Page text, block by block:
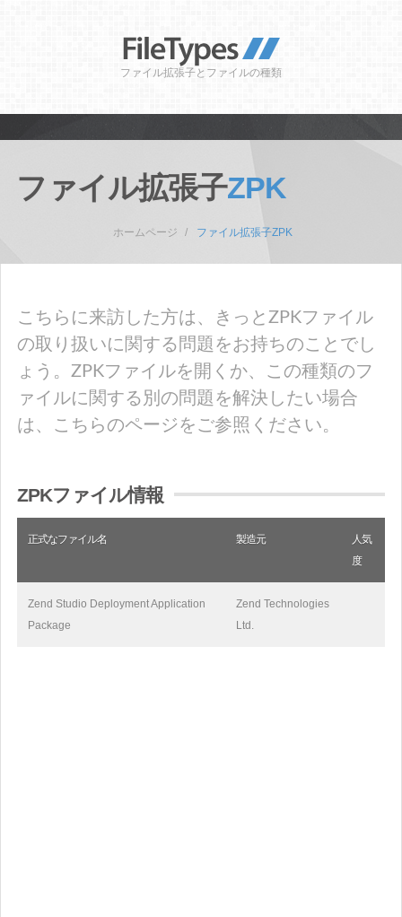
ファイル拡張子とファイルの種類
ファイル拡張子ZPK
ホームページ ファイル拡張子ZPK
こちらに来訪した方は、きっとZPKファイル
の取り扱いに関する問題をお持ちのことでし
ょう。ZPKファイルを開くか、この種類のフ
ァイルに関する別の問題を解決したい場合
は、こちらのページをご参照ください。
ZPKファイル情報
正式なファイル名 製造元
人気
度
Zend Studio Deployment Application
Package
Zend Technologies
Ltd.